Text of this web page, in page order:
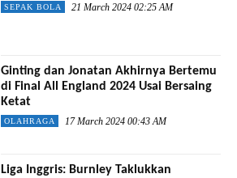
SEPAK BOLA 21 March 2024 02:25 AM
Ginting dan Jonatan Akhirnya Bertemu
di Final All England 2024 Usai Bersaing
Ketat
OLAHRAGA 17 March 2024 00:43 AM
Liga Inggris: Burnley Taklukkan